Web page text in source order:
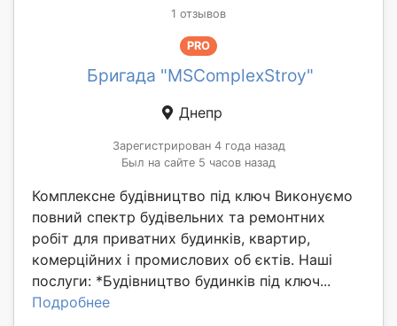
1 отзывов
PRO
Бригада "MSComplexStroy"
Днепр
Зарегистрирован 4 года назад
Был на сайте 5 часов назад
Комплексне будівництво під ключ Виконуємо
повний спектр будівельних та ремонтних
робіт для приватних будинків, квартир,
комерційних і промислових об єктів. Наші
послуги: *Будівництво будинків під ключ...
Подробнее